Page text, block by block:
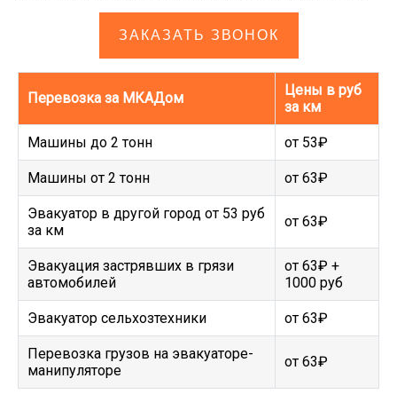
ЗАКАЗАТЬ ЗВОНОК
Перевозка за МКАДом
Цены в руб
за км
Машины до 2 тонн от 53₽
Машины от 2 тонн от 63₽
Эвакуатор в другой город от 53 руб
за км
от 63₽
Эвакуация застрявших в грязи
автомобилей
от 63₽ +
1000 руб
Эвакуатор сельхозтехники от 63₽
Перевозка грузов на эвакуаторе-
манипуляторе
от 63₽